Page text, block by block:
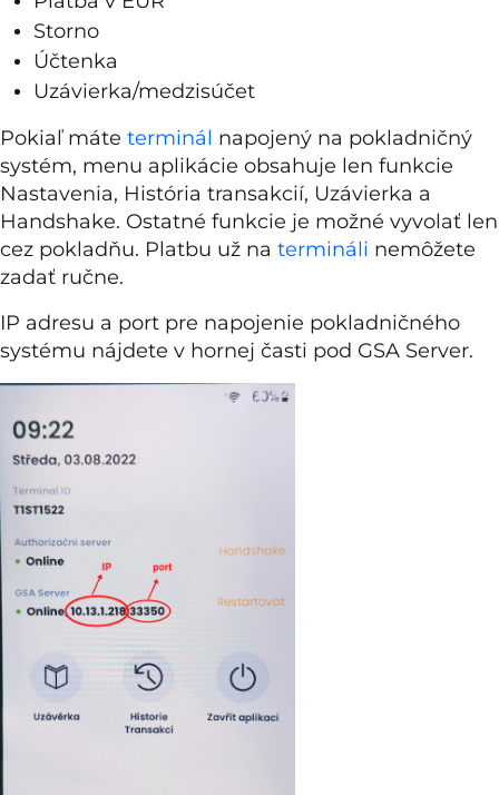
Storno
Účtenka
Uzávierka/medzisúčet
Pokiaľ máte terminál napojený na pokladničný
systém, menu aplikácie obsahuje len funkcie
Nastavenia, História transakcií, Uzávierka a
Handshake. Ostatné funkcie je možné vyvolať len
cez pokladňu. Platbu už na termináli nemôžete
zadať ručne.
IP adresu a port pre napojenie pokladničného
systému nájdete v hornej časti pod GSA Server.